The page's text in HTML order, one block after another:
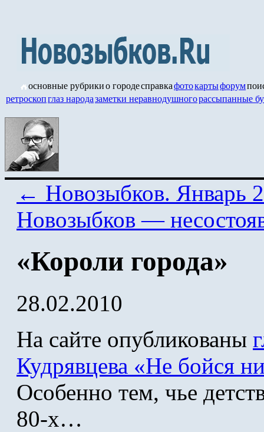
основные рубрикио городесправкафотокартыфорум
ретроскопглаз народазаметки неравнодушногорассыпанные
← Новозыбков. Январь
Новозыбков —
«Короли города»
28.02.2010
На сайте опубликованы
Кудрявцева «Не бойся
Особенно тем, чье
80-х…